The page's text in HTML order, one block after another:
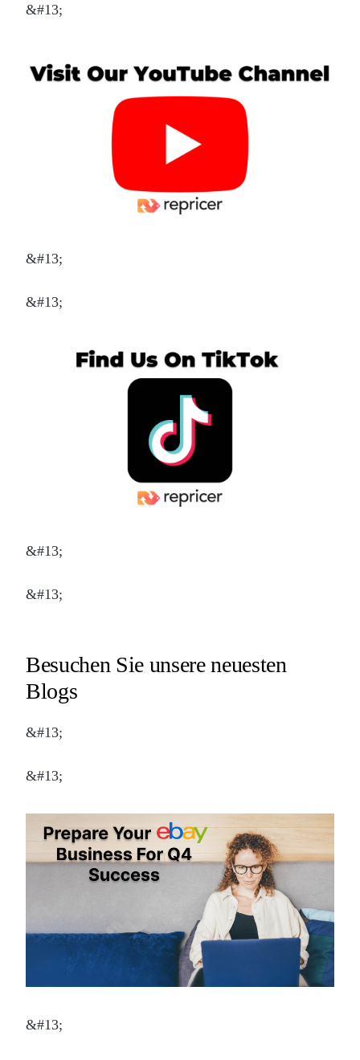
&#13;
&#13;
&#13;
&#13;
&#13;
Besuchen Sie unsere neuesten
Blogs
&#13;
&#13;
&#13;